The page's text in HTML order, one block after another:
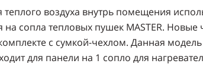
теплого воздуха внутрь помещения
на сопла тепловых пушек MASTER.
с сумкой-чехлом. Данная
для панели на 1 сопло для